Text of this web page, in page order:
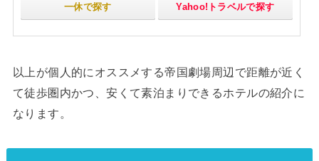
一休で探す Yahoo!トラベルで探す
以上が個人的にオススメする帝国劇場周辺で距離が近く
て徒歩圏内かつ、安くて素泊まりできるホテルの紹介に
なります。